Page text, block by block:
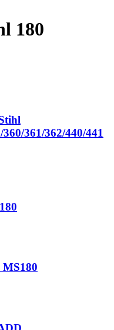
180
361/362/440/441